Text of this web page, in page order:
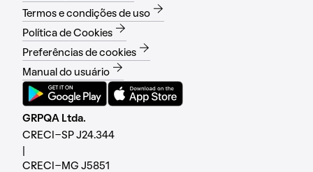
Termos e condições de uso
Política de Cookies
Preferências de cookies
Manual do usuário
GRPQA Ltda.
CRECI-SP J24.344
CRECI-MG J5851